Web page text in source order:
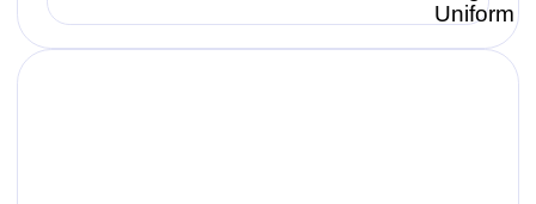
hàng ngày mà còn trở thành công cụ nhận diện